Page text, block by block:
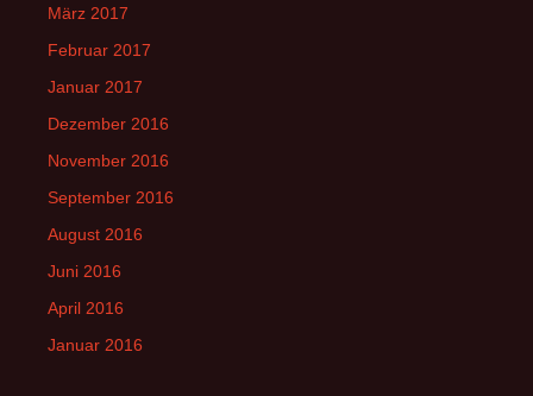
März 2017
Februar 2017
Januar 2017
Dezember 2016
November 2016
September 2016
August 2016
Juni 2016
April 2016
Januar 2016